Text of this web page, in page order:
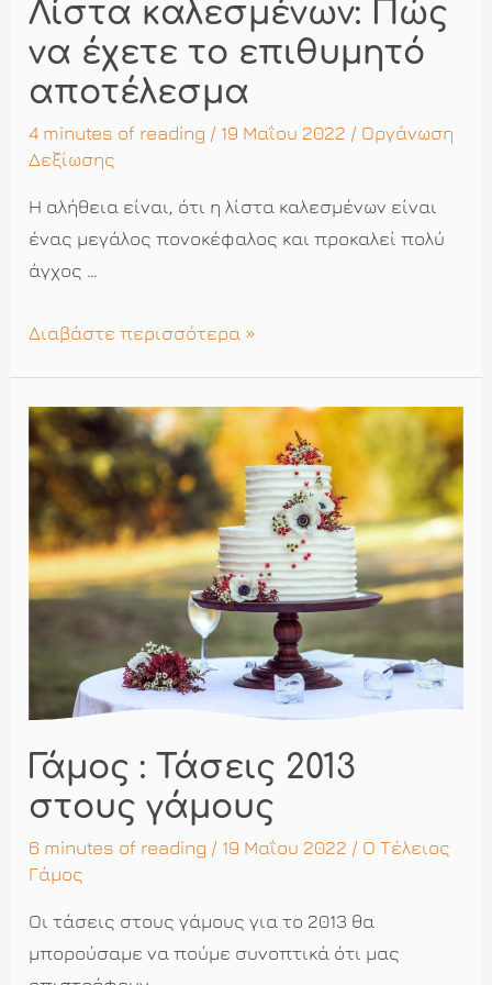
Λίστα καλεσμένων: Πώς
να έχετε το επιθυμητό
αποτέλεσμα
4 minutes of reading / 19 Μαΐου 2022 / Οργάνωση
Δεξίωσης
Η αλήθεια είναι, ότι η λίστα καλεσμένων είναι
ένας μεγάλος πονοκέφαλος και προκαλεί πολύ
άγχος …
Λίστα
να
έχετε
το
επιθυμητό
αποτέλεσμα
Διαβάστε περισσότερα »
Γάμος : Τάσεις 2013
στους γάμους
6 minutes of reading / 19 Μαΐου 2022 / Ο Τέλειος
Γάμος
Οι τάσεις στους γάμους για το 2013 θα
μπορούσαμε να πούμε συνοπτικά ότι μας